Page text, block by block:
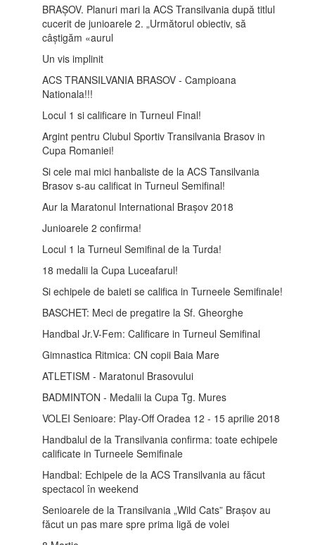
BRAȘOV. Planuri mari la ACS Transilvania după titlul
cucerit de junioarele 2. „Următorul obiectiv, să
câștigăm «aurul
Un vis implinit
ACS TRANSILVANIA BRASOV - Campioana
Nationala!!!
Locul 1 si calificare in Turneul Final!
Argint pentru Clubul Sportiv Transilvania Brasov in
Cupa Romaniei!
Si cele mai mici hanbaliste de la ACS Tansilvania
Brasov s-au calificat in Turneul Semifinal!
Aur la Maratonul International Brașov 2018
Junioarele 2 confirma!
Locul 1 la Turneul Semifinal de la Turda!
18 medalii la Cupa Luceafarul!
Si echipele de baieti se califica in Turneele Semifinale!
BASCHET: Meci de pregatire la Sf. Gheorghe
Handbal Jr.V-Fem: Calificare in Turneul Semifinal
Gimnastica Ritmica: CN copii Baia Mare
ATLETISM - Maratonul Brasovului
BADMINTON - Medalii la Cupa Tg. Mures
VOLEI Senioare: Play-Off Oradea 12 - 15 aprilie 2018
Handbalul de la Transilvania confirma: toate echipele
calificate in Turneele Semifinale
Handbal: Echipele de la ACS Transilvania au făcut
spectacol în weekend
Senioarele de la Transilvania „Wild Cats” Brașov au
făcut un pas mare spre prima ligă de volei